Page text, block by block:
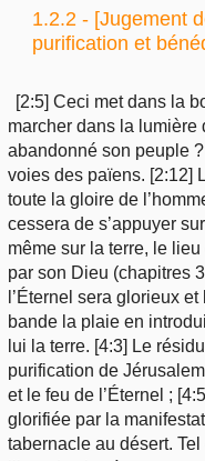
1.2.2 - [Jugement
purification et
[2:5] Ceci met dans la
marcher dans la lumière
abandonné son peuple
voies des païens. [2:12]
toute la gloire de
cessera de s’appuyer
même sur la terre, le
par son Dieu (chapitres
l’Éternel sera glorieux
bande la plaie en
lui la terre. [4:3] Le
purification de
et le feu de l’Éternel ;
glorifiée par la
tabernacle au désert.